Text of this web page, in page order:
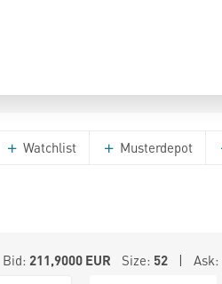
Watchlist Musterdepot
Bid: 211,9000EUR Size: 52| Ask: